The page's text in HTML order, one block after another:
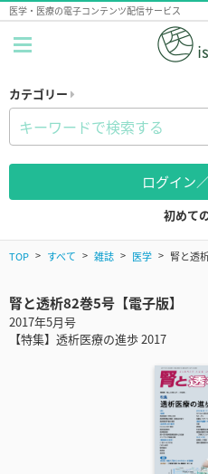
医学・医療の電子コンテンツ配信サービス
カテゴリー
ログイン
初めて
TOP すべて 雑誌 医学 腎と透
腎と透析82巻5号【電子版】
2017年5月号
【特集】透析医療の進歩 2017